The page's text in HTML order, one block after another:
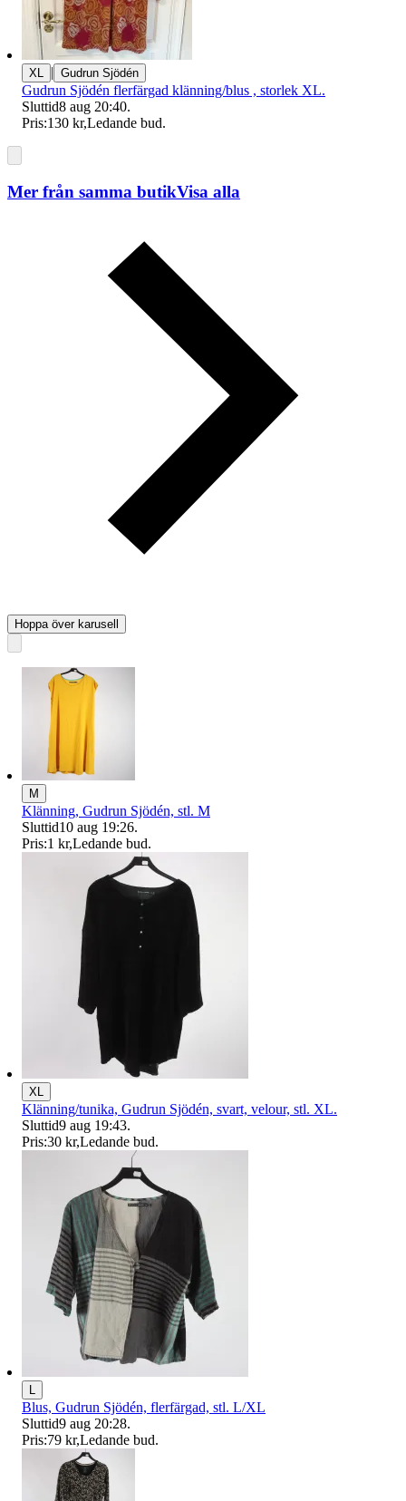
XL | Gudrun Sjödén
Gudrun Sjödén flerfärgad klänning/blus , storlek XL.
Sluttid8 aug 20:40.
Pris:130 kr,Ledande bud.
Mer från samma butikVisa alla
Hoppa över karusell
M
Klänning, Gudrun Sjödén, stl. M
Sluttid10 aug 19:26.
Pris:1 kr,Ledande bud.
XL
Klänning/tunika, Gudrun Sjödén, svart, velour, stl. XL.
Sluttid9 aug 19:43.
Pris:30 kr,Ledande bud.
L
Blus, Gudrun Sjödén, flerfärgad, stl. L/XL
Sluttid9 aug 20:28.
Pris:79 kr,Ledande bud.